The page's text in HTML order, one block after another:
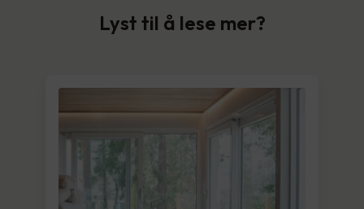
Lyst til å lese mer?